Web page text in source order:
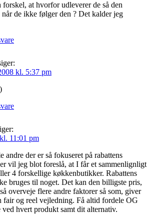
forskel, at hvorfor udleverer de så den
de ikke følger den ? Det kalder jeg
kl. 5:37 pm
11:01 pm
der er så fokuseret på rabattens
vil jeg blot foreslå, at I får et sammenlignligt
4 forskellige køkkenbutikker. Rabattens
bruges til noget. Det kan den billigste pris,
overveje flere andre faktorer så som, giver
fair og reel vejledning. Få altid fordele OG
ved hvert produkt samt dit alternativ.